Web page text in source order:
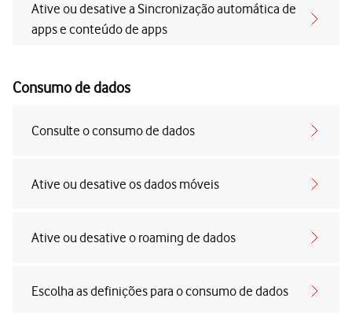
Ative ou desative a Sincronização automática de
apps e conteúdo de apps
Consumo de dados
Consulte o consumo de dados
Ative ou desative os dados móveis
Ative ou desative o roaming de dados
Escolha as definições para o consumo de dados